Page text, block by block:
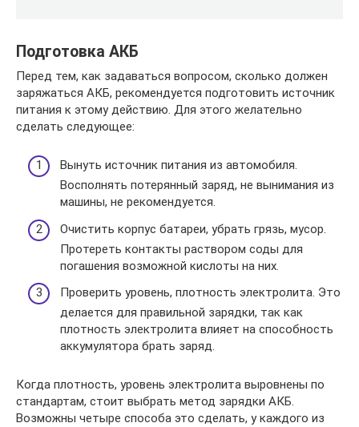
Подготовка АКБ
Перед тем, как задаваться вопросом, сколько должен
заряжаться АКБ, рекомендуется подготовить источник
питания к этому действию. Для этого желательно
сделать следующее:
Вынуть источник питания из автомобиля.
Восполнять потерянный заряд, не вынимания из
машины, не рекомендуется.
Очистить корпус батареи, убрать грязь, мусор.
Протереть контакты раствором соды для
погашения возможной кислоты на них.
Проверить уровень, плотность электролита. Это
делается для правильной зарядки, так как
плотность электролита влияет на способность
аккумулятора брать заряд.
Когда плотность, уровень электролита выровнены по
стандартам, стоит выбрать метод зарядки АКБ.
Возможны четыре способа это сделать, у каждого из